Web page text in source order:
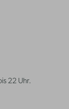
22 Uhr.